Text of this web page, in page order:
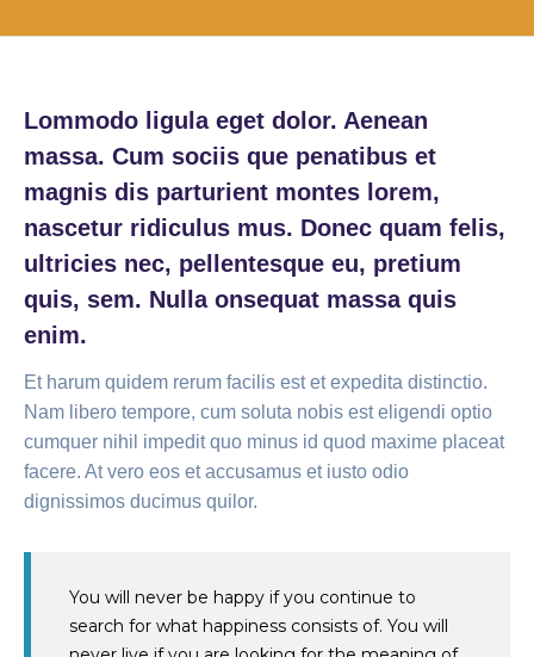
Lommodo ligula eget dolor. Aenean
massa. Cum sociis que penatibus et
magnis dis parturient montes lorem,
nascetur ridiculus mus. Donec quam felis,
ultricies nec, pellentesque eu, pretium
quis, sem. Nulla onsequat massa quis
enim.
Et harum quidem rerum facilis est et expedita distinctio.
Nam libero tempore, cum soluta nobis est eligendi optio
cumquer nihil impedit quo minus id quod maxime placeat
facere. At vero eos et accusamus et iusto odio
dignissimos ducimus quilor.
You will never be happy if you continue to
search for what happiness consists of. You will